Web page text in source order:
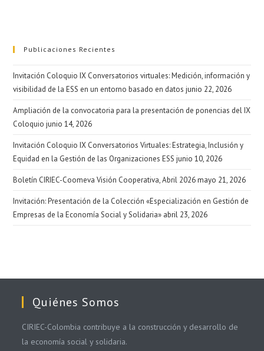
Publicaciones Recientes
Invitación Coloquio IX Conversatorios virtuales: Medición, información y
visibilidad de la ESS en un entorno basado en datos junio 22, 2026
Ampliación de la convocatoria para la presentación de ponencias del IX
Coloquio junio 14, 2026
Invitación Coloquio IX Conversatorios Virtuales: Estrategia, Inclusión y
Equidad en la Gestión de las Organizaciones ESS junio 10, 2026
Boletín CIRIEC-Coomeva Visión Cooperativa, Abril 2026 mayo 21, 2026
Invitación: Presentación de la Colección «Especialización en Gestión de
Empresas de la Economía Social y Solidaria» abril 23, 2026
Quiénes Somos
CIRIEC-Colombia contribuye a la construcción y desarrollo de
la economía social y solidaria.